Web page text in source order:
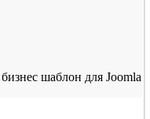
шаблон для Joomla